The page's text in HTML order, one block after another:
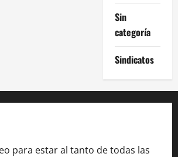
Sin
categoría
Sindicatos
para estar al tanto de todas las